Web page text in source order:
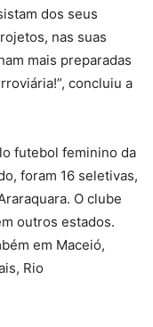
dos seus
nas suas
mais preparadas
concluiu a
futebol feminino da
foram 16 seletivas,
O clube
outros estados.
em Maceió,
Rio